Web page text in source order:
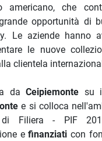
americano, che
opportunità di
Le aziende hanno
le nuove
clientela
da Ceipiemonte su
e si colloca
Filiera - PIF
efinanziati con